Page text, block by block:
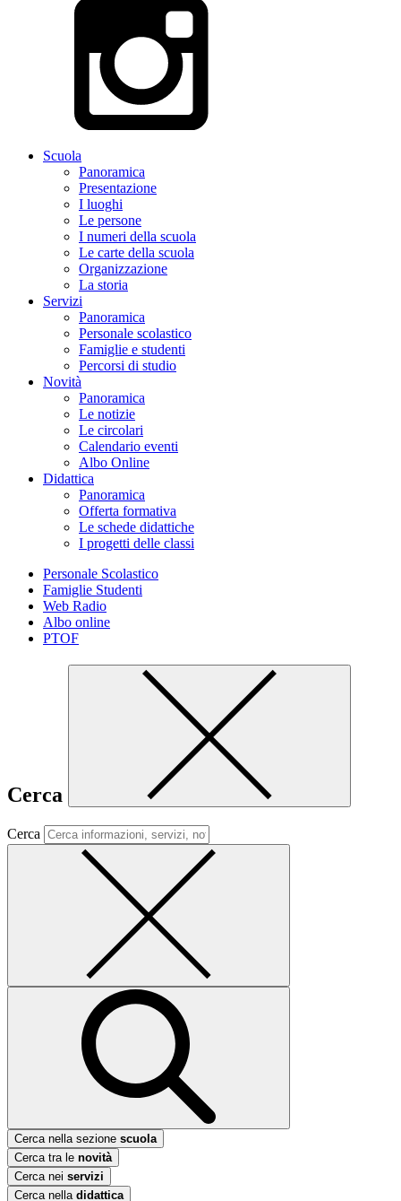
Scuola
Panoramica
Presentazione
I luoghi
Le persone
I numeri della scuola
Le carte della scuola
Organizzazione
La storia
Servizi
Panoramica
Personale scolastico
Famiglie e studenti
Percorsi di studio
Novità
Panoramica
Le notizie
Le circolari
Calendario eventi
Albo Online
Didattica
Panoramica
Offerta formativa
Le schede didattiche
I progetti delle classi
Personale Scolastico
Famiglie Studenti
Web Radio
Albo online
PTOF
Cerca
Cerca
Cerca nella sezione scuola
Cerca tra le novità
Cerca nei servizi
Cerca nella didattica